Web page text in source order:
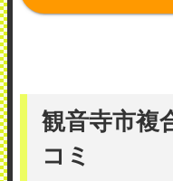
観音寺市複
コミ